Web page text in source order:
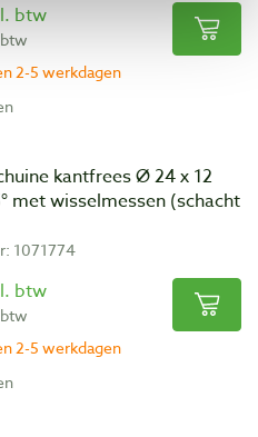
btw
2-5 werkdagen
kantfrees Ø 24 x 12
met wisselmessen (schacht
1071774
btw
2-5 werkdagen